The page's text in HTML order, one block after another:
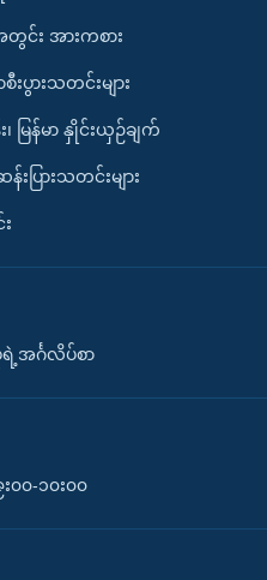
း အားကစား
ပွားသတင်းများ
မြန်မာ နှိုင်းယှဉ်ချက်
န်းပြားသတင်းများ
ရဲ့အင်္ဂလိပ်စာ
၀၀-၁၀း၀၀